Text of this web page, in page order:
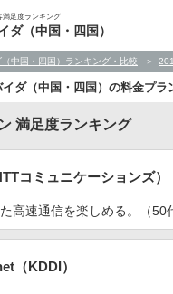
満足度ランキング
ダ（中国・四国）
中国・四国）ランキング・比較
イダ（中国・四国）の料金プ
満足度ランキング
コミュニケーションズ）
高速通信を楽しめる。（50
（KDDI）